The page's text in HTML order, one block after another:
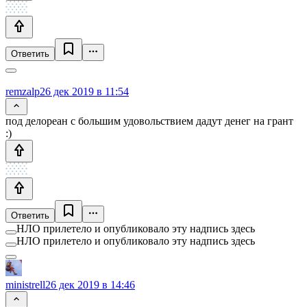
Ответить
remzalp26 дек 2019 в 11:54
под делореан с большим удовольствием дадут денег на грант
:)
Ответить
НЛО прилетело и опубликовало эту надпись здесь
НЛО прилетело и опубликовало эту надпись здесь
ministrell26 дек 2019 в 14:46